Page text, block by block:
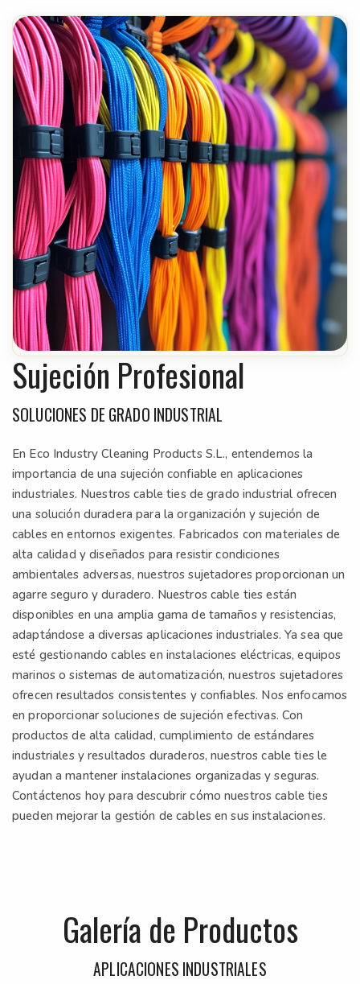
Sujeción Profesional
SOLUCIONES DE GRADO INDUSTRIAL
En Eco Industry Cleaning Products S.L., entendemos la
importancia de una sujeción confiable en aplicaciones
industriales. Nuestros cable ties de grado industrial ofrecen
una solución duradera para la organización y sujeción de
cables en entornos exigentes. Fabricados con materiales de
alta calidad y diseñados para resistir condiciones
ambientales adversas, nuestros sujetadores proporcionan un
agarre seguro y duradero. Nuestros cable ties están
disponibles en una amplia gama de tamaños y resistencias,
adaptándose a diversas aplicaciones industriales. Ya sea que
esté gestionando cables en instalaciones eléctricas, equipos
marinos o sistemas de automatización, nuestros sujetadores
ofrecen resultados consistentes y confiables. Nos enfocamos
en proporcionar soluciones de sujeción efectivas. Con
productos de alta calidad, cumplimiento de estándares
industriales y resultados duraderos, nuestros cable ties le
ayudan a mantener instalaciones organizadas y seguras.
Contáctenos hoy para descubrir cómo nuestros cable ties
pueden mejorar la gestión de cables en sus instalaciones.
Galería de Productos
APLICACIONES INDUSTRIALES